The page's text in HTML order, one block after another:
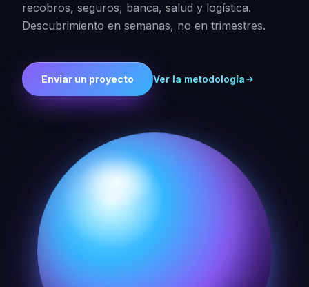
recobros, seguros, banca, salud y logística.
Descubrimiento en semanas, no en trimestres.
Enviar un proyecto Ver la metodología